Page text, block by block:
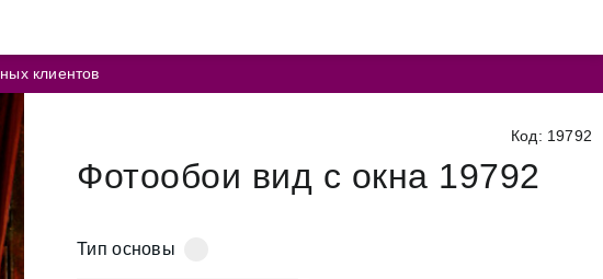
ЦВЕТУ
фотообои
фотообои
клиентов
Код: 19792
Фотообои вид с окна 19792
Тип основы